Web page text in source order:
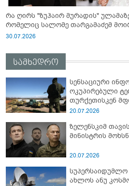
რა ღირს "ზუჰაირ მურადის" ულამაზესი საქორწინო კაბა,
რომელიც სალომე თარგამაძემ
30.07.2026
სამხედრო
სენსაციური
ოკუპირებული
თურქეთისკენ
სამიტი კინაღამ
20.07.2026
ზელენსკიმ
მინისტრის
20.07.2026